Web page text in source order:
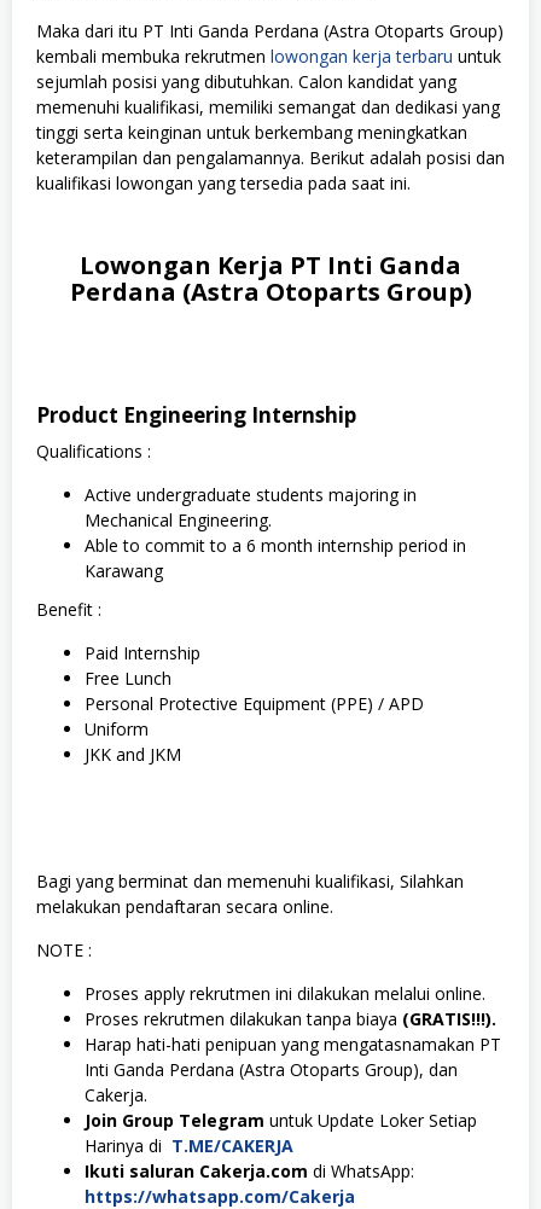
Maka dari itu PT Inti Ganda Perdana (Astra Otoparts Group)
kembali membuka rekrutmen lowongan kerja terbaru untuk
sejumlah posisi yang dibutuhkan. Calon kandidat yang
memenuhi kualifikasi, memiliki semangat dan dedikasi yang
tinggi serta keinginan untuk berkembang meningkatkan
keterampilan dan pengalamannya. Berikut adalah posisi dan
kualifikasi lowongan yang tersedia pada saat ini.
Lowongan Kerja PT Inti Ganda
Perdana (Astra Otoparts Group)
Product Engineering Internship
Qualifications :
Active undergraduate students majoring in
Mechanical Engineering.
Able to commit to a 6 month internship period in
Karawang
Benefit :
Paid Internship
Free Lunch
Personal Protective Equipment (PPE) / APD
Uniform
JKK and JKM
Bagi yang berminat dan memenuhi kualifikasi, Silahkan
melakukan pendaftaran secara online.
NOTE :
Proses apply rekrutmen ini dilakukan melalui online.
Proses rekrutmen dilakukan tanpa biaya (GRATIS!!!).
Harap hati-hati penipuan yang mengatasnamakan PT
Inti Ganda Perdana (Astra Otoparts Group), dan
Cakerja.
Join Group Telegram untuk Update Loker Setiap
Harinya di T.ME/CAKERJA
Ikuti saluran Cakerja.com di WhatsApp:
https://whatsapp.com/Cakerja